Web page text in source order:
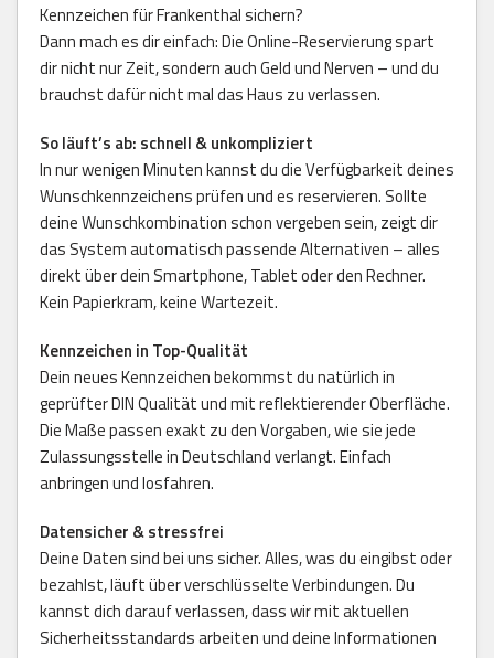
Kennzeichen für Frankenthal sichern?
Dann mach es dir einfach: Die Online-Reservierung spart
dir nicht nur Zeit, sondern auch Geld und Nerven – und du
brauchst dafür nicht mal das Haus zu verlassen.
So läuft’s ab: schnell & unkompliziert
In nur wenigen Minuten kannst du die Verfügbarkeit deines
Wunschkennzeichens prüfen und es reservieren. Sollte
deine Wunschkombination schon vergeben sein, zeigt dir
das System automatisch passende Alternativen – alles
direkt über dein Smartphone, Tablet oder den Rechner.
Kein Papierkram, keine Wartezeit.
Kennzeichen in Top-Qualität
Dein neues Kennzeichen bekommst du natürlich in
geprüfter DIN Qualität und mit reflektierender Oberfläche.
Die Maße passen exakt zu den Vorgaben, wie sie jede
Zulassungsstelle in Deutschland verlangt. Einfach
anbringen und losfahren.
Datensicher & stressfrei
Deine Daten sind bei uns sicher. Alles, was du eingibst oder
bezahlst, läuft über verschlüsselte Verbindungen. Du
kannst dich darauf verlassen, dass wir mit aktuellen
Sicherheitsstandards arbeiten und deine Informationen